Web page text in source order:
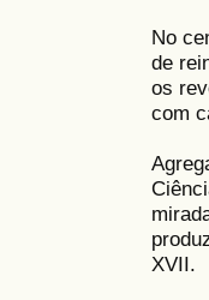
No
de
os
com
XVII.